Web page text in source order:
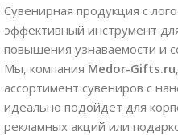
Сувенирная продукция с
эффективный инструмент
повышения узнаваемости и
Мы, компания Medor-Gifts.ru
ассортимент сувениров с
идеально подойдет для
рекламных акций или